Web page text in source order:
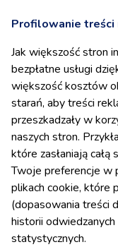
Profilowanie
Jak większość stron
bezpłatne usługi
większość kosztów
starań, aby treści
przeszkadzały w
naszych stron.
które zasłaniają
Twoje preferencje w
plikach cookie, które
(dopasowania treści
historii
statystycznych.